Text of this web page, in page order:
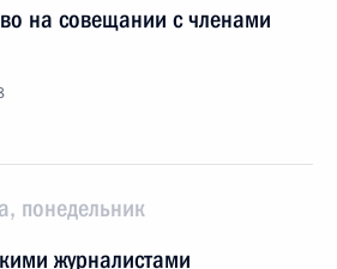
на совещании с членами
понедельник
журналистами